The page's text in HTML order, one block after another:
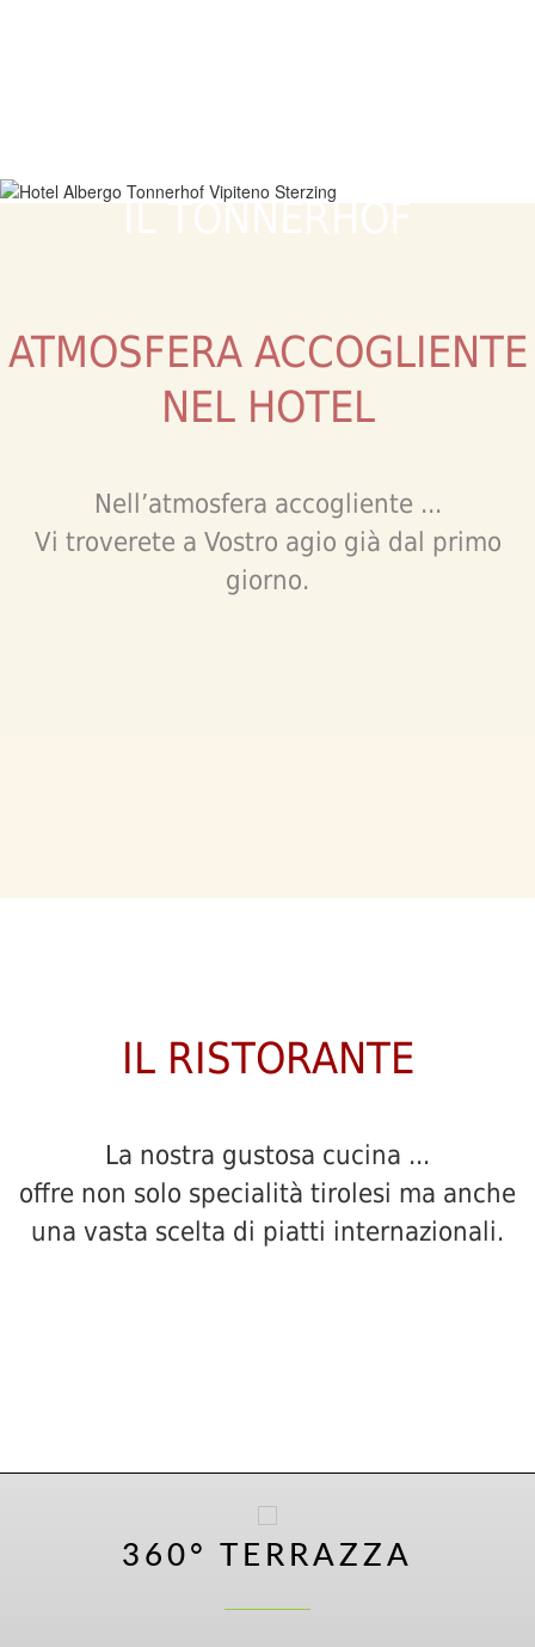
IL TONNERHOF
ATMOSFERA ACCOGLIENTE
NEL HOTEL
Nell’atmosfera accogliente ...
Vi troverete a Vostro agio già dal primo
giorno.
IL RISTORANTE
La nostra gustosa cucina ...
offre non solo specialità tirolesi ma anche
una vasta scelta di piatti internazionali.
360° TERRAZZA